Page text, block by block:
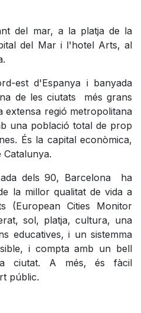
del mar, a la platja de la
del Mar i l'hotel Arts, al
est d'Espanya i banyada
de les ciutats més grans
regió metropolitana
una població total de prop
És la capital econòmica,
Catalunya.
dels 90, Barcelona ha
la millor qualitat de vida a
(European Cities Monitor
sol, platja, cultura, una
educatives, i un sistemma
i compta amb un bell
ciutat. A més, és fàcil
públic.